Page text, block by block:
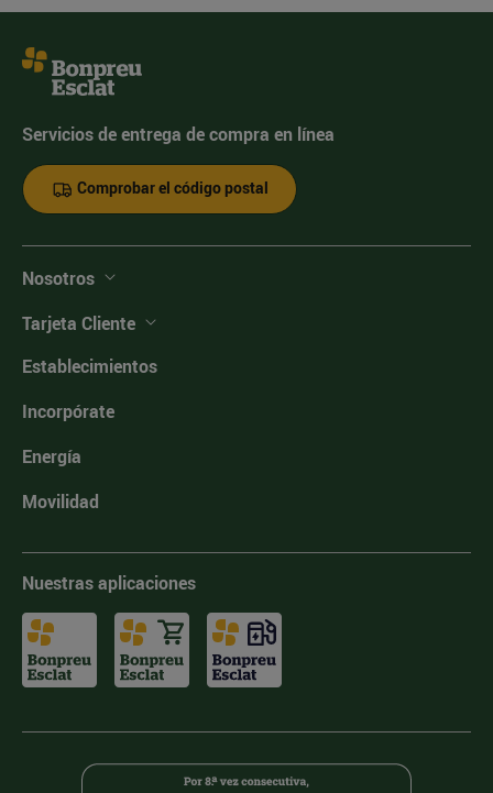
Servicios de entrega de compra en línea
Comprobar el código postal
Nosotros
Tarjeta Cliente
Establecimientos
Incorpórate
Energía
Movilidad
Nuestras aplicaciones